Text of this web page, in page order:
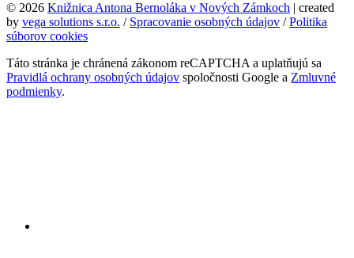
© 2026 Knižnica Antona Bernoláka v Nových Zámkoch | created
by vega solutions s.r.o. / Spracovanie osobných údajov /Politika
súborov cookies
Táto stránka je chránená zákonom reCAPTCHA a uplatňujú sa
Pravidlá ochrany osobných údajov spoločnosti Google a Zmluvné
podmienky.